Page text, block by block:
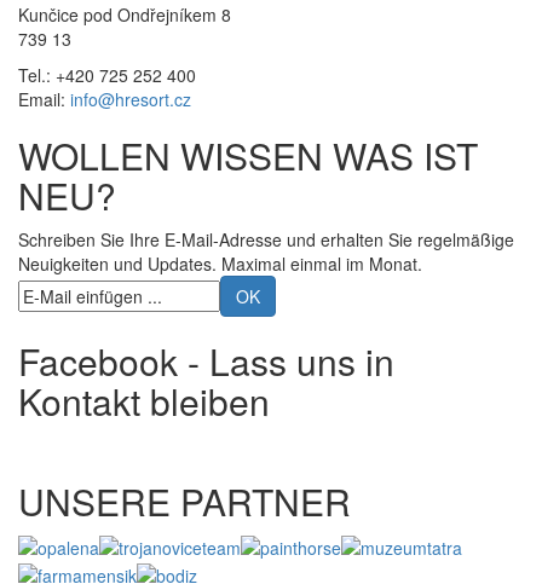
Kunčice pod Ondřejníkem 8
739 13
Tel.: +420 725 252 400
Email: info@hresort.cz
WOLLEN WISSEN WAS IST
NEU?
Schreiben Sie Ihre E-Mail-Adresse und erhalten Sie regelmäßige
Neuigkeiten und Updates. Maximal einmal im Monat.
Facebook - Lass uns in
Kontakt bleiben
UNSERE PARTNER